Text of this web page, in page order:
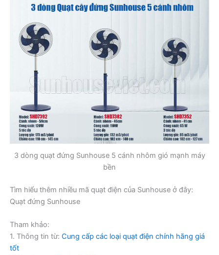
3 dòng quạt đứng Sunhouse 5 cánh nhôm gió mạnh máy
bền
Tìm hiểu thêm nhiều mã quạt điện của Sunhouse ở đây:
Quạt đứng Sunhouse
Tham khảo:
1. Thông tin từ: Cung cấp các loại quạt điện chính hãng giá
tốt